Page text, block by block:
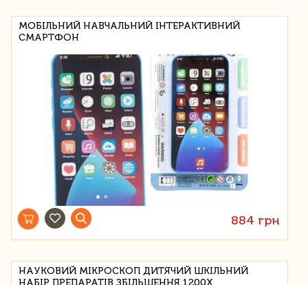
МОБІЛЬНИЙ НАВЧАЛЬНИЙ ІНТЕРАКТИВНИЙ
СМАРТФОН
884 грн
НАУКОВИЙ МІКРОСКОП ДИТЯЧИЙ ШКІЛЬНИЙ
НАБІР ПРЕПАРАТІВ ЗБІЛЬШЕННЯ 1200X